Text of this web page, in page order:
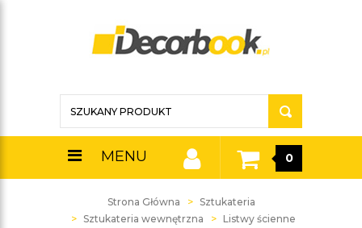
MENU 0
Strona Główna
Sztukateria
Sztukateria wewnętrzna
Listwy ścienne